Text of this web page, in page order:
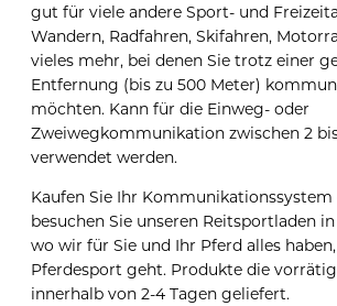
gut für viele andere Sport- und
Wandern, Radfahren, Skifahren,
vieles mehr, bei denen Sie trotz einer
Entfernung (bis zu 500 Meter)
möchten. Kann für die Einweg- oder
Zweiwegkommunikation zwischen 2
verwendet werden.
Kaufen Sie Ihr Kommunikationssystem
besuchen Sie unseren Reitsportladen
wo wir für Sie und Ihr Pferd alles
Pferdesport geht. Produkte die
innerhalb von 2-4 Tagen geliefert.